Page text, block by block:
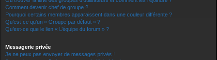
Comment devenir chef de groupe ?
Pourquoi certains membres apparaissent dans une couleur différente ?
Qu’est-ce qu’un « Groupe par défaut » ?
Qu’est-ce que le lien « L’équipe du forum » ?
Messagerie privée
Je ne peux pas envoyer de messages privés !